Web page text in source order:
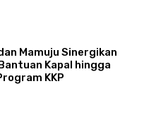
Mamuju Sinergikan
Kapal hingga
KKP